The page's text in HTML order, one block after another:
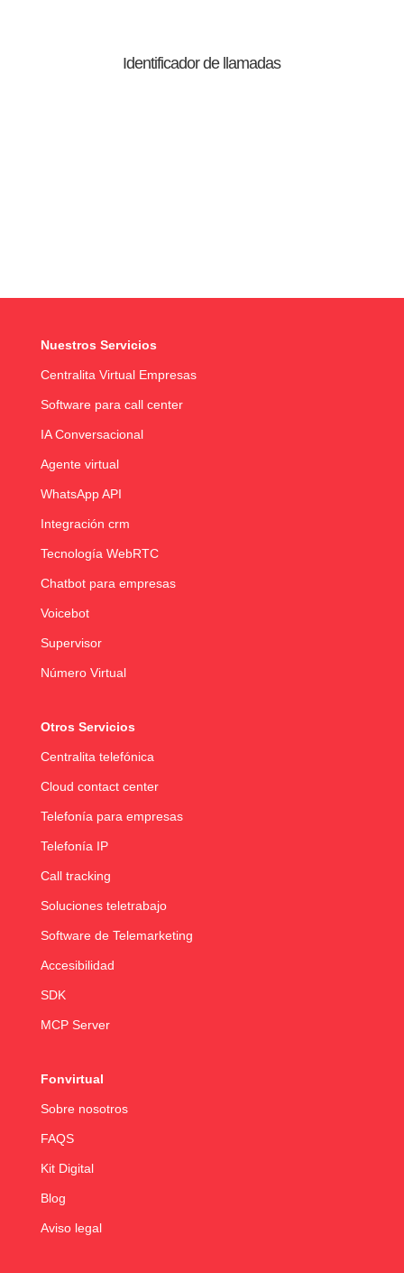
Identificador de llamadas
Nuestros Servicios
Centralita Virtual Empresas
Software para call center
IA Conversacional
Agente virtual
WhatsApp API
Integración crm
Tecnología WebRTC
Chatbot para empresas
Voicebot
Supervisor
Número Virtual
Otros Servicios
Centralita telefónica
Cloud contact center
Telefonía para empresas
Telefonía IP
Call tracking
Soluciones teletrabajo
Software de Telemarketing
Accesibilidad
SDK
MCP Server
Fonvirtual
Sobre nosotros
FAQS
Kit Digital
Blog
Aviso legal